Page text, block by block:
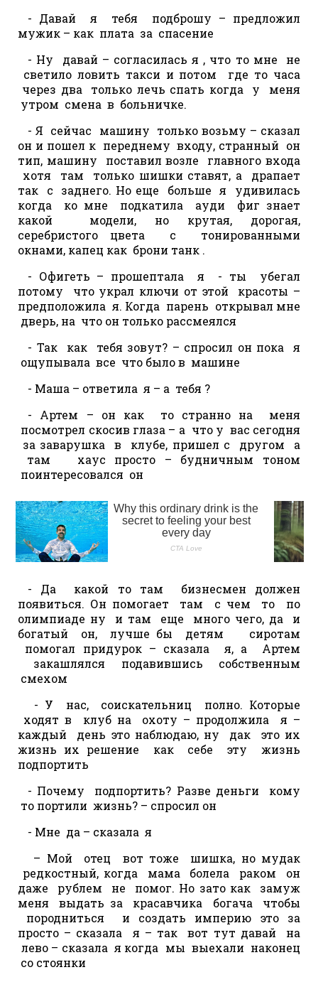
- Давай я тебя подброшу – предложил
мужик – как плата за спасение
- Ну давай – согласилась я , что то мне не
светило ловить такси и потом где то часа
через два только лечь спать когда у меня
утром смена в больничке.
- Я сейчас машину только возьму – сказал
он и пошел к переднему входу, странный он
тип, машину поставил возле главного входа
хотя там только шишки ставят, а драпает
так с заднего. Но еще больше я удивилась
когда ко мне подкатила ауди фиг знает
какой модели, но крутая, дорогая,
серебристого цвета с тонированными
окнами, капец как брони танк .
- Офигеть – прошептала я - ты убегал
потому что украл ключи от этой красоты –
предположила я. Когда парень открывал мне
дверь, на что он только рассмеялся
- Так как тебя зовут? – спросил он пока я
ощупывала все что было в машине
- Маша – ответила я – а тебя ?
- Артем – он как то странно на меня
посмотрел скосив глаза – а что у вас сегодня
за заварушка в клубе, пришел с другом а
там хаус просто – будничным тоном
поинтересовался он
- Да какой то там бизнесмен должен
появиться. Он помогает там с чем то по
олимпиаде ну и там еще много чего, да и
богатый он, лучше бы детям сиротам
помогал придурок – сказала я, а Артем
закашлялся подавившись собственным
смехом
- У нас, соискательниц полно. Которые
ходят в клуб на охоту – продолжила я –
каждый день это наблюдаю, ну дак это их
жизнь их решение как себе эту жизнь
подпортить
- Почему подпортить? Разве деньги кому
то портили жизнь? – спросил он
- Мне да – сказала я
– Мой отец вот тоже шишка, но мудак
редкостный, когда мама болела раком он
даже рублем не помог. Но зато как замуж
меня выдать за красавчика богача чтобы
породниться и создать империю это за
просто – сказала я – так вот тут давай на
лево – сказала я когда мы выехали наконец
со стоянки